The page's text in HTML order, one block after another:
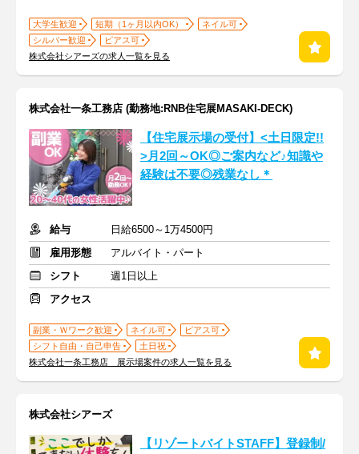
大学生歓迎 短期（1ヶ月以内OK）
ネイル可
シルバー歓迎
ピアス可
株式会社シアーズの求人一覧を見る
株式会社一条工務店 (勤務地:RNB住宅展MASAKI-DECK)
【住宅展示場の受付】<土日限定!!
>月2回～OK◎ご案内など♪知識や
経験は不要◎残業なし＊
給与
日給6500～1万4500円
雇用形態
アルバイト・パート
シフト
週1日以上
アクセス
副業・Ｗワーク歓迎 ネイル可
ピアス可
シフト自由・自己申告
土日祝
株式会社一条工務店 展示場案件の求人一覧を見る
株式会社シアーズ
【リゾートバイトSTAFF】登録制/